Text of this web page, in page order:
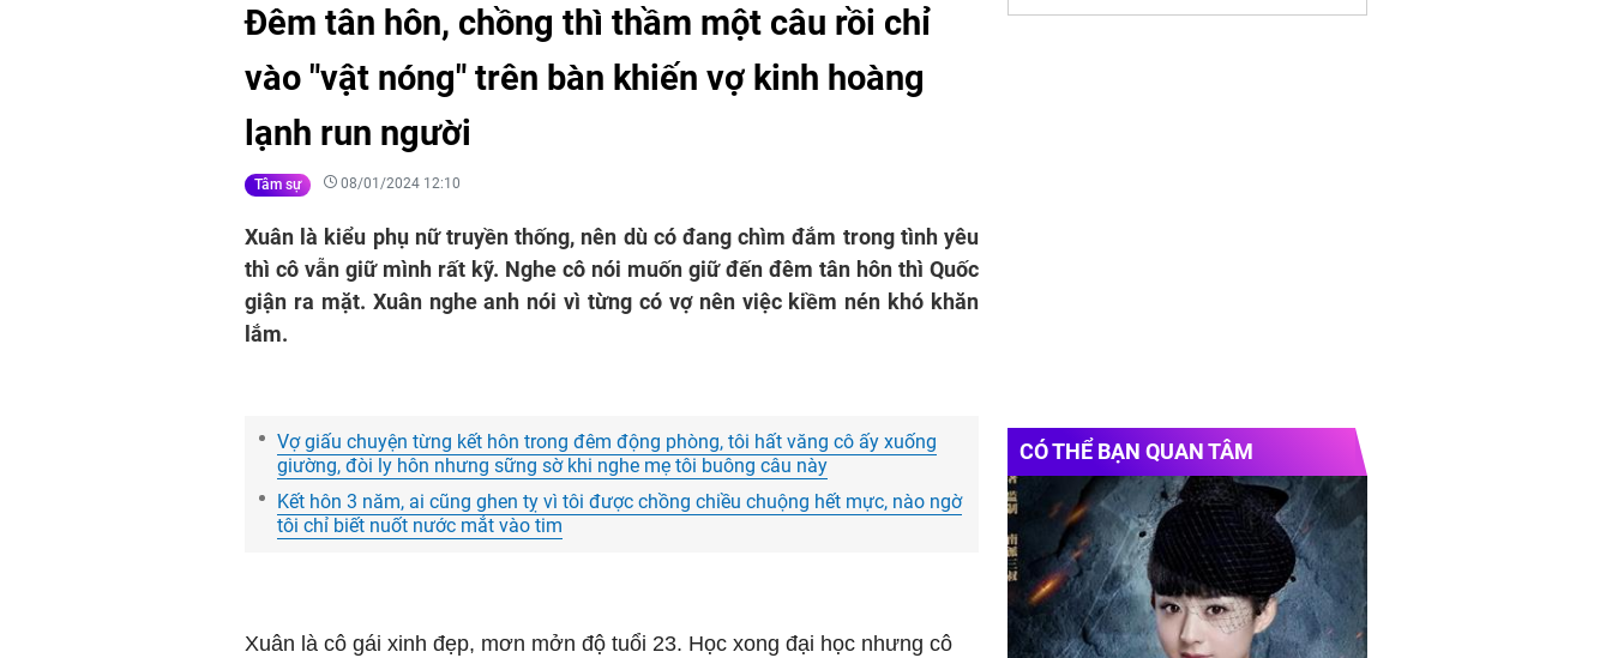
Đêm tân hôn, chồng thì thầm một câu rồi chỉ
vào "vật nóng" trên bàn khiến vợ kinh hoàng
lạnh run người
Tâm sự 08/01/2024 12:10
Xuân là kiểu phụ nữ truyền thống, nên dù có đang chìm đắm trong tình yêu
thì cô vẫn giữ mình rất kỹ. Nghe cô nói muốn giữ đến đêm tân hôn thì Quốc
giận ra mặt. Xuân nghe anh nói vì từng có vợ nên việc kiềm nén khó khăn
lắm.
Vợ giấu chuyện từng kết hôn trong đêm động phòng, tôi hất văng cô ấy xuống
giường, đòi ly hôn nhưng sững sờ khi nghe mẹ tôi buông câu này
Kết hôn 3 năm, ai cũng ghen tỵ vì tôi được chồng chiều chuộng hết mực, nào ngờ
tôi chỉ biết nuốt nước mắt vào tim
Xuân là cô gái xinh đẹp, mơn mởn độ tuổi 23. Học xong đại học nhưng cô
CÓ THỂ BẠN QUAN TÂM